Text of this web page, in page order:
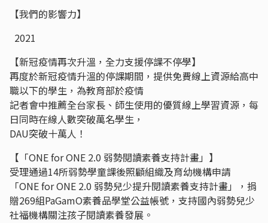
【我們的影響力】
2021
【新冠疫情再次升溫，全力支援停課不停學】
再度於新冠疫情升溫的停課期間，提供免費線上資源給高中
職以下的學生，為教育部於疫情
記者會中推薦全台家長、師生使用的優質線上學習資源，每
日同時在線人數突破萬名學生，
DAU突破十萬人！
【「ONE for ONE 2.0 弱勢閱讀素養支持計畫」】
受理通過14所弱勢學童課後照顧組織及育幼機構申請
「ONE for ONE 2.0 弱勢兒少提升閱讀素養支持計畫」，捐
贈269組PaGamO素養品學堂公益帳號，支持國內弱勢兒少
社福機構關注孩子閱讀素養發展。